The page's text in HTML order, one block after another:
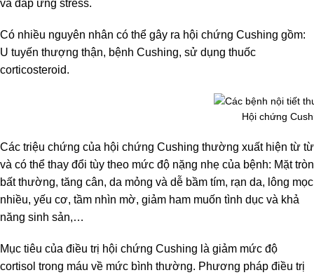
và đáp ứng stress.
Có nhiều nguyên nhân có thể gây ra hội chứng Cushing gồm:
U tuyến thượng thận, bệnh Cushing, sử dụng thuốc
corticosteroid.
Hội chứng
Các triệu chứng của hội chứng Cushing thường xuất hiện từ từ
và có thể thay đổi tùy theo mức độ nặng nhẹ của bệnh: Mặt tròn
bất thường, tăng cân, da mỏng và dễ bầm tím, rạn da, lông mọc
nhiều, yếu cơ, tầm nhìn mờ, giảm ham muốn tình dục và khả
năng sinh sản,…
Mục tiêu của điều trị hội chứng Cushing là giảm mức độ
cortisol trong máu về mức bình thường. Phương pháp điều trị